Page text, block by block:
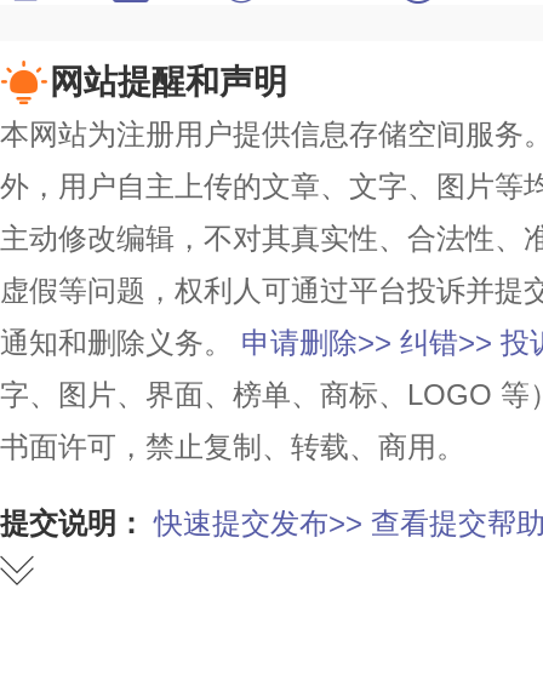
网站提醒和声明
本网站为注册用户提供信息存储空间服务
外，用户自主上传的文章、文字、图片等
主动修改编辑，不对其真实性、合法性、
虚假等问题，权利人可通过平台投诉并提
通知和删除义务。
申请删除>> 纠错>> 投
字、图片、界面、榜单、商标、LOGO
书面许可，禁止复制、转载、商用。
提交说明： 快速提交发布>> 查看提交帮